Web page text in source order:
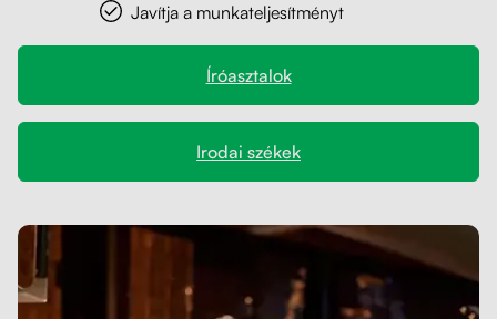
PC tartó
Zárható fiók
Fa monitor állványok
Galéria
Javítja a munkateljesítményt
Íróasztalok
Irodai székek